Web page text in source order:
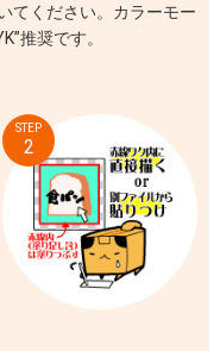
てください。カラーモー
推奨です。
STEP
2